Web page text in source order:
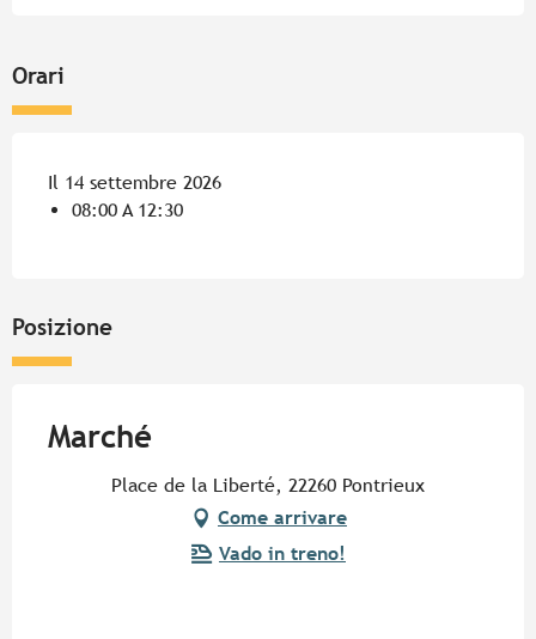
Orari
Il 14 settembre 2026
08:00 A 12:30
Posizione
Marché
Place de la Liberté, 22260 Pontrieux
Come arrivare
Vado in treno!